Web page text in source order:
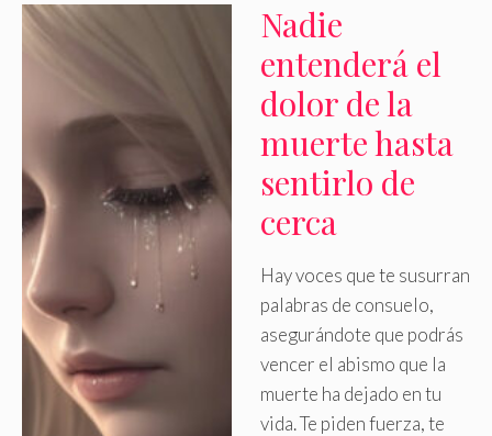
Nadie
entenderá el
dolor de la
muerte hasta
sentirlo de
cerca
Hay voces que te susurran
palabras de consuelo,
asegurándote que podrás
vencer el abismo que la
muerte ha dejado en tu
vida.Te piden fuerza, te